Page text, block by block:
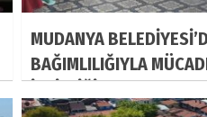
MUDANYA
BAĞIMLILIĞIYLA